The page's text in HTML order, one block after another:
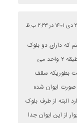
ب.ظ
که دارای دو بلوک
شمالی و جنوبی است. بلوک شمالی ۴ طبقه و هر طبقه ۲ واحد می
است بطوریکه سقف
صورت ایوان شده
البته از طرف بلوک
از این ایوان جدا